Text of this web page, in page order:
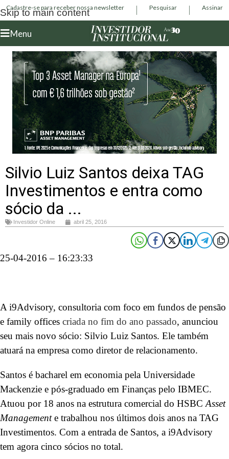
Skip to main content
Cadastre-se para receber nossa newsletter Pesquisar Assinar
Menu
Silvio Luiz Santos deixa TAG
Investimentos e entra como
sócio da ...
Investidor Online abril 25, 2016
25-04-2016 – 16:23:33
A i9Advisory, consultoria com foco em fundos de pensão
e family offices criada no fim do ano passado, anunciou
seu mais novo sócio: Silvio Luiz Santos. Ele também
atuará na empresa como diretor de relacionamento.
Santos é bacharel em economia pela Universidade
Mackenzie e pós-graduado em Finanças pelo IBMEC.
Atuou por 18 anos na estrutura comercial do HSBC Asset
Managemente trabalhou nos últimos dois anos na TAG
Investimentos. Com a entrada de Santos, a i9Advisory
tem agora cinco sócios no total.